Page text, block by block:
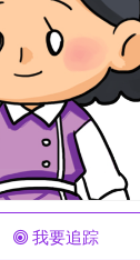
我要追踪